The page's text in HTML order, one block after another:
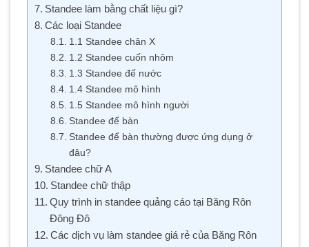
Standee làm bằng chất liệu gì?
Các loại Standee
1.1 Standee chân X
1.2 Standee cuốn nhôm
1.3 Standee đế nước
1.4 Standee mô hình
1.5 Standee mô hình người
Standee để bàn
Standee để bàn thường được ứng dụng ở
đâu?
Standee chữ A
Standee chữ thập
Quy trình in standee quảng cáo tại Băng Rôn
Đông Đô
Các dịch vụ làm standee giá rẻ của Băng Rôn